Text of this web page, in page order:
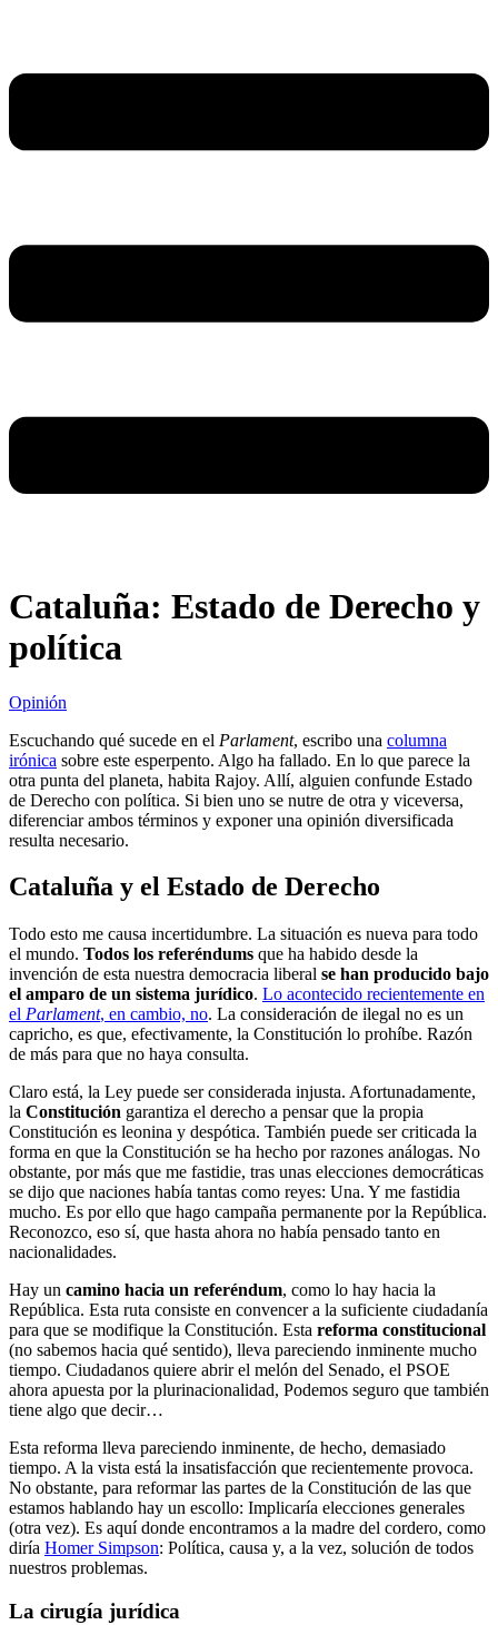
Cataluña: Estado de Derecho y
política
Opinión
Escuchando qué sucede en el Parlament, escribo una columna
irónica sobre este esperpento. Algo ha fallado. En lo que parece la
otra punta del planeta, habita Rajoy. Allí, alguien confunde Estado
de Derecho con política. Si bien uno se nutre de otra y viceversa,
diferenciar ambos términos y exponer una opinión diversificada
resulta necesario.
Cataluña y el Estado de Derecho
Todo esto me causa incertidumbre. La situación es nueva para todo
el mundo. Todos los referéndums que ha habido desde la
invención de esta nuestra democracia liberal se han producido bajo
el amparo de un sistema jurídico. Lo acontecido recientemente en
el Parlament, en cambio, no. La consideración de ilegal no es un
capricho, es que, efectivamente, la Constitución lo prohíbe. Razón
de más para que no haya consulta.
Claro está, la Ley puede ser considerada injusta. Afortunadamente,
la Constitución garantiza el derecho a pensar que la propia
Constitución es leonina y despótica. También puede ser criticada la
forma en que la Constitución se ha hecho por razones análogas. No
obstante, por más que me fastidie, tras unas elecciones democráticas
se dijo que naciones había tantas como reyes: Una. Y me fastidia
mucho. Es por ello que hago campaña permanente por la República.
Reconozco, eso sí, que hasta ahora no había pensado tanto en
nacionalidades.
Hay un camino hacia un referéndum, como lo hay hacia la
República. Esta ruta consiste en convencer a la suficiente ciudadanía
para que se modifique la Constitución. Esta reforma constitucional
(no sabemos hacia qué sentido), lleva pareciendo inminente mucho
tiempo. Ciudadanos quiere abrir el melón del Senado, el PSOE
ahora apuesta por la plurinacionalidad, Podemos seguro que también
tiene algo que decir…
Esta reforma lleva pareciendo inminente, de hecho, demasiado
tiempo. A la vista está la insatisfacción que recientemente provoca.
No obstante, para reformar las partes de la Constitución de las que
estamos hablando hay un escollo: Implicaría elecciones generales
(otra vez). Es aquí donde encontramos a la madre del cordero, como
diría Homer Simpson: Política, causa y, a la vez, solución de todos
nuestros problemas.
La cirugía jurídica